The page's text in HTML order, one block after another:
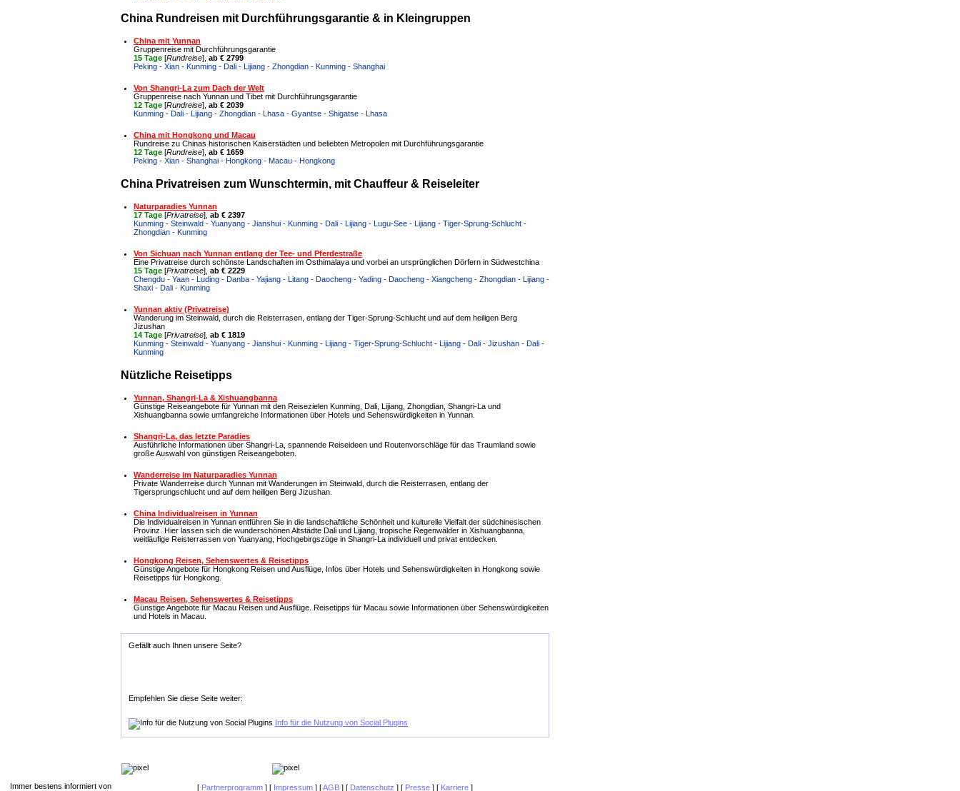
China Rundreisen mit Durchführungsgarantie & in Kleingruppen
China mit Yunnan
Gruppenreise mit Durchführungsgarantie
15 Tage [Rundreise], ab € 2799
Peking - Xian - Kunming - Dali - Lijiang - Zhongdian - Kunming - Shanghai
Von Shangri-La zum Dach der Welt
Gruppenreise nach Yunnan und Tibet mit Durchführungsgarantie
12 Tage [Rundreise], ab € 2039
Kunming - Dali - Lijiang - Zhongdian - Lhasa - Gyantse - Shigatse - Lhasa
China mit Hongkong und Macau
Rundreise zu Chinas historischen Kaiserstädten und beliebten Metropolen mit Durchführungsgarantie
12 Tage [Rundreise], ab € 1659
Peking - Xian - Shanghai - Hongkong - Macau - Hongkong
China Privatreisen zum Wunschtermin, mit Chauffeur & Reiseleiter
Naturparadies Yunnan
17 Tage [Privatreise], ab € 2397
Kunming - Steinwald - Yuanyang - Jianshui - Kunming - Dali - Lijiang - Lugu-See - Lijiang - Tiger-Sprung-Schlucht -
Zhongdian - Kunming
Von Sichuan nach Yunnan entlang der Tee- und Pferdestraße
Eine Privatreise durch schönste Landschaften im Osthimalaya und vorbei an ursprünglichen Dörfern in Südwestchina
15 Tage [Privatreise], ab € 2229
Chengdu - Yaan - Luding - Danba - Yajiang - Litang - Daocheng - Yading - Daocheng - Xiangcheng - Zhongdian - Lijiang -
Shaxi - Dali - Kunming
Yunnan aktiv (Privatreise)
Wanderung im Steinwald, durch die Reisterrasen, entlang der Tiger-Sprung-Schlucht und auf dem heiligen Berg
Jizushan
14 Tage [Privatreise], ab € 1819
Kunming - Steinwald - Yuanyang - Jianshui - Kunming - Lijiang - Tiger-Sprung-Schlucht - Lijiang - Dali - Jizushan - Dali -
Kunming
Nützliche Reisetipps
Yunnan, Shangri-La & Xishuangbanna
Günstige Reiseangebote für Yunnan mit den Reisezielen Kunming, Dali, Lijiang, Zhongdian, Shangri-La und
Xishuangbanna sowie umfangreiche Informationen über Hotels und Sehenswürdigkeiten in Yunnan.
Shangri-La, das letzte Paradies
Ausführliche Informationen über Shangri-La, spannende Reiseideen und Routenvorschläge für das Traumland sowie
große Auswahl von günstigen Reiseangeboten.
Wanderreise im Naturparadies Yunnan
Private Wanderreise durch Yunnan mit Wanderungen im Steinwald, durch die Reisterrasen, entlang der
Tigersprungschlucht und auf dem heiligen Berg Jizushan.
China Individualreisen in Yunnan
Die Individualreisen in Yunnan entführen Sie in die landschaftliche Schönheit und kulturelle Vielfalt der südchinesischen
Provinz. Hier lassen sich die wunderschönen Altstädte Dali und Lijiang, tropische Regenwälder in Xishuangbanna,
weitläufige Reisterrassen von Yuanyang, Hochgebirgszüge in Shangri-La individuell und privat entdecken.
Hongkong Reisen, Sehenswertes & Reisetipps
Günstige Angebote für Hongkong Reisen und Ausflüge, Infos über Hotels und Sehenswürdigkeiten in Hongkong sowie
Reisetipps für Hongkong.
Macau Reisen, Sehenswertes & Reisetipps
Günstige Angebote für Macau Reisen und Ausflüge. Reisetipps für Macau sowie Informationen über Sehenswürdigkeiten
und Hotels in Macau.
Gefällt auch Ihnen unsere Seite?
Empfehlen Sie diese Seite weiter:
Info für die Nutzung von Social Plugins
[ Partnerprogramm ] [ Impressum ] [AGB ] [ Datenschutz ] [ Presse ] [ Karriere ]
Immer bestens informiert von